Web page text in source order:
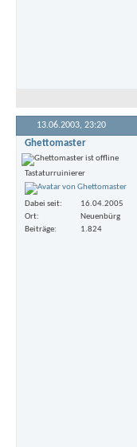
13.06.2003, 23:20
Ghettomaster
Tastaturruinierer
Dabei seit
16.04.2005
Ort
Neuenbürg
Beiträge
1.824